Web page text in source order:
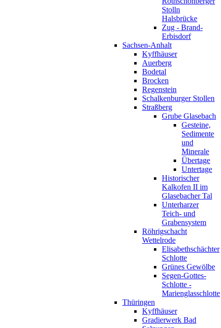
Stolln
Halsbrücke
Zug - Brand-
Erbisdorf
Sachsen-Anhalt
Kyffhäuser
Auerberg
Bodetal
Brocken
Regenstein
Schalkenburger Stollen
Straßberg
Grube Glasebach
Gesteine,
Sedimente
und
Minerale
Übertage
Untertage
Historischer
Kalkofen II im
Glasebacher Tal
Unterharzer
Teich- und
Grabensystem
Röhrigschacht
Wettelrode
Elisabethschächter
Schlotte
Grünes Gewölbe
Segen-Gottes-
Schlotte -
Marienglasschlotte
Thüringen
Kyffhäuser
Gradierwerk Bad